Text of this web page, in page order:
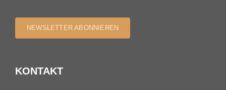
NEWSLETTER ABONNIEREN
KONTAKT